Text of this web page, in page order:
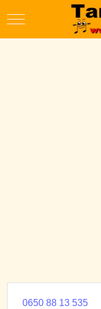
Mobile Menu Toggle
0650 88 13 535